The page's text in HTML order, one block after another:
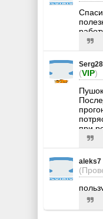
Serg28
(VIP)
при
aleks7